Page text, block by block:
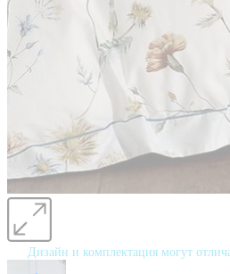
Дизайн и комплектация могут